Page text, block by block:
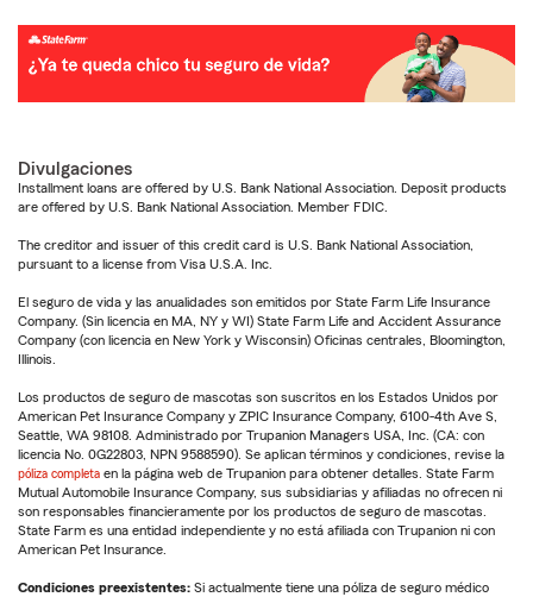
Divulgaciones
Installment loans are offered by U.S. Bank National Association. Deposit products
are offered by U.S. Bank National Association. Member FDIC.
The creditor and issuer of this credit card is U.S. Bank National Association,
pursuant to a license from Visa U.S.A. Inc.
El seguro de vida y las anualidades son emitidos por State Farm Life Insurance
Company. (Sin licencia en MA, NY y WI) State Farm Life and Accident Assurance
Company (con licencia en New York y Wisconsin) Oficinas centrales, Bloomington,
Illinois.
Los productos de seguro de mascotas son suscritos en los Estados Unidos por
American Pet Insurance Company y ZPIC Insurance Company, 6100-4th Ave S,
Seattle, WA 98108. Administrado por Trupanion Managers USA, Inc. (CA: con
licencia No. 0G22803, NPN 9588590). Se aplican términos y condiciones, revise la
póliza completa en la página web de Trupanion para obtener detalles. State Farm
Mutual Automobile Insurance Company, sus subsidiarias y afiliadas no ofrecen ni
son responsables financieramente por los productos de seguro de mascotas.
State Farm es una entidad independiente y no está afiliada con Trupanion ni con
American Pet Insurance.
Condiciones preexistentes: Si actualmente tiene una póliza de seguro médico